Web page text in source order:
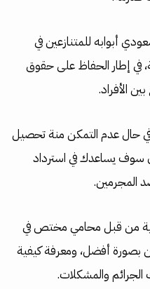
أبوابه للمتنازعين في
في إطار الحفاظ على حقوق
الأفراد.
حال عدم التمكن منة تحصيل
سوف يساعدك في استرداد
المجرمين.
من قبل محامي مختص في
بصورة أفضل، ومعرفة كيفية
والمشكلات.